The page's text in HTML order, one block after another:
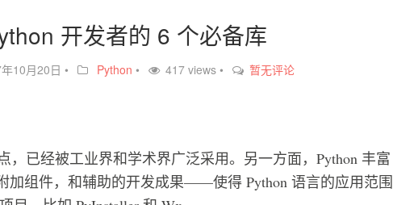
开发者的 6 个必备库
10月20日 • Python • 417 views • 暂无评论
，已经被工业界和学术界广泛采用。另一方面，Python 丰富
组件，和辅助的开发成果——使得 Python 语言的应用范围